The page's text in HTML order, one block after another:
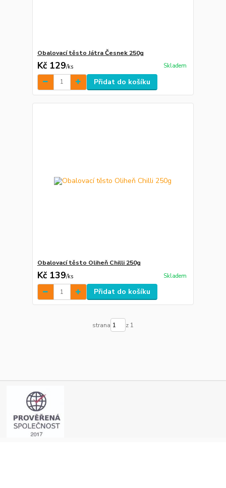
Obalovací těsto Játra Česnek 250g
Kč 129/ks Skladem
Přidat do košíku
Obalovací těsto Oliheň Chilli 250g
Kč 139/ks Skladem
Přidat do košíku
strana z 1